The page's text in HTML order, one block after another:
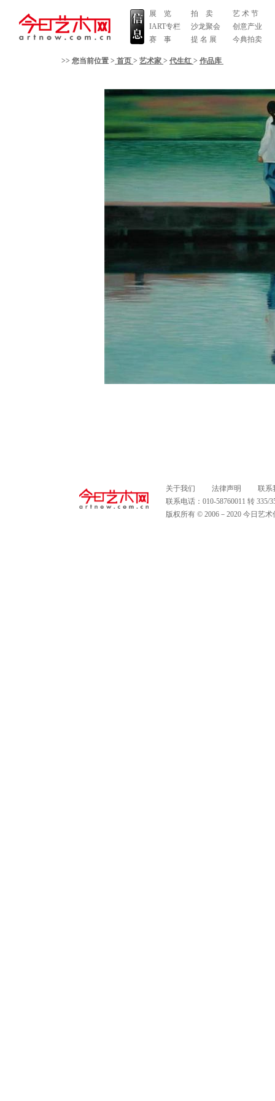
展 览
IART专栏
赛 事
拍 卖
沙龙聚会
提 名 展
艺 术 节
创意产业
今典拍卖
>> 您当前位置 > 首页 > 艺术家 > 代生红 > 作品库
关于我们 法律声明
联系
联系电话：010-58760011 转
版权所有 © 2006－2020 今日艺